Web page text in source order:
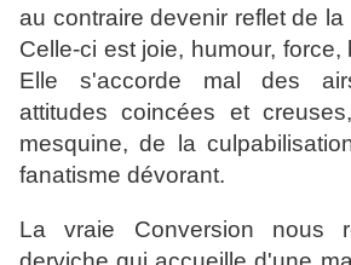
au contraire devenir reflet de
Celle-ci est joie, humour, force,
Elle s'accorde mal des
attitudes coincées et
mesquine, de la
fanatisme dévorant.
La vraie Conversion nous